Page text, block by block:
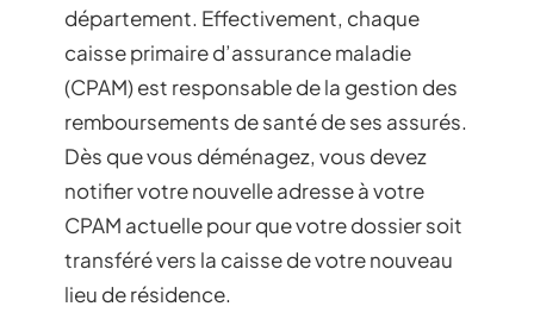
département. Effectivement, chaque
caisse primaire d’assurance maladie
(CPAM) est responsable de la gestion des
remboursements de santé de ses assurés.
Dès que vous déménagez, vous devez
notifier votre nouvelle adresse à votre
CPAM actuelle pour que votre dossier soit
transféré vers la caisse de votre nouveau
lieu de résidence.